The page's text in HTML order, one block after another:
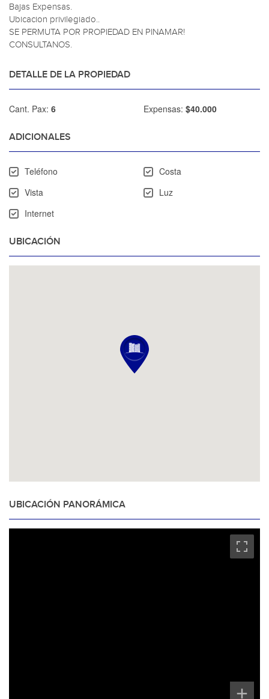
Bajas Expensas.
Ubicacion privilegiado..
SE PERMUTA POR PROPIEDAD EN PINAMAR!
CONSULTANOS.
DETALLE DE LA PROPIEDAD
Cant. Pax: 6 Expensas: $40.000
ADICIONALES
Teléfono
Costa
Vista
Luz
Internet
UBICACIÓN
UBICACIÓN PANORÁMICA